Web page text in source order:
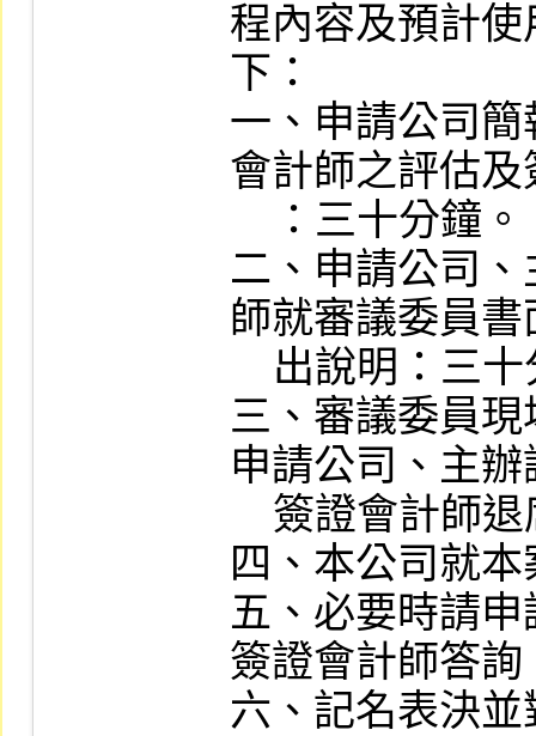
程內容及預計
下：
一、申請公司
會計師之評估
二、申請公司
師就審議委員
三、審議委員
申請公司、主
四、本公司就
五、必要時請
簽證會計師答
六、記名表決